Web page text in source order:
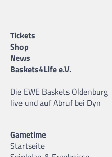
Tickets
Shop
News
Baskets4Life e.V.
Die EWE Baskets Oldenburg
live und auf Abruf bei Dyn
Gametime
Startseite